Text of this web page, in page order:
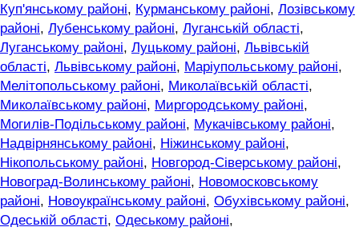
Куп'янському районі, Курманському районі, Лозівському
районі, Лубенському районі, Луганській області,
Луганському районі, Луцькому районі, Львівській
області, Львівському районі, Маріупольському районі,
Мелітопольському районі, Миколаївській області,
Миколаївському районі, Миргородському районі,
Могилів-Подільському районі, Мукачівському районі,
Надвірнянському районі, Ніжинському районі,
Нікопольському районі, Новгород-Сіверському районі,
Новоград-Волинському районі, Новомосковському
районі, Новоукраїнському районі, Обухівському районі,
Одеській області, Одеському районі,